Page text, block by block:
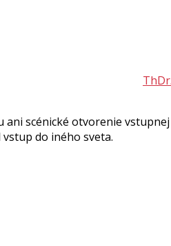
ani scénické otvorenie
do iného sveta.